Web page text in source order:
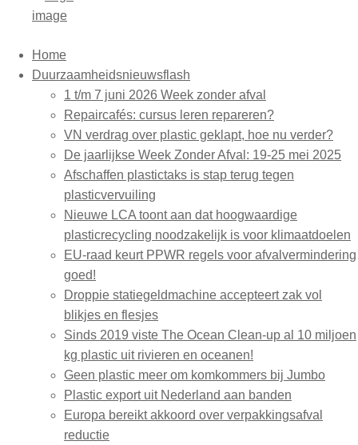
Home
Duurzaamheidsnieuwsflash
1 t/m 7 juni 2026 Week zonder afval
Repaircafés: cursus leren repareren?
VN verdrag over plastic geklapt, hoe nu verder?
De jaarlijkse Week Zonder Afval: 19-25 mei 2025
Afschaffen plastictaks is stap terug tegen
plasticvervuiling
Nieuwe LCA toont aan dat hoogwaardige
plasticrecycling noodzakelijk is voor klimaatdoelen
EU-raad keurt PPWR regels voor afvalvermindering
goed!
Droppie statiegeldmachine accepteert zak vol
blikjes en flesjes
Sinds 2019 viste The Ocean Clean-up al 10 miljoen
kg plastic uit rivieren en oceanen!
Geen plastic meer om komkommers bij Jumbo
Plastic export uit Nederland aan banden
Europa bereikt akkoord over verpakkingsafval
reductie